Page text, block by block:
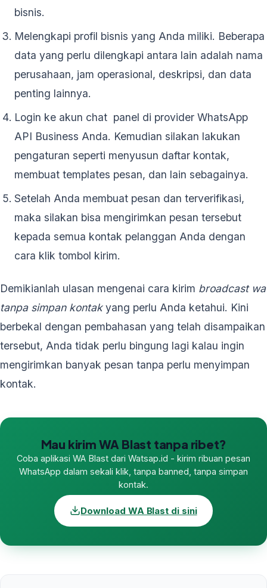
bisnis.
Melengkapi profil bisnis yang Anda miliki. Beberapa
data yang perlu dilengkapi antara lain adalah nama
perusahaan, jam operasional, deskripsi, dan data
penting lainnya.
Login ke akun chat panel di provider WhatsApp
API Business Anda. Kemudian silakan lakukan
pengaturan seperti menyusun daftar kontak,
membuat templates pesan, dan lain sebagainya.
Setelah Anda membuat pesan dan terverifikasi,
maka silakan bisa mengirimkan pesan tersebut
kepada semua kontak pelanggan Anda dengan
cara klik tombol kirim.
Demikianlah ulasan mengenai cara kirim broadcast wa
tanpa simpan kontakyang perlu Anda ketahui. Kini
berbekal dengan pembahasan yang telah disampaikan
tersebut, Anda tidak perlu bingung lagi kalau ingin
mengirimkan banyak pesan tanpa perlu menyimpan
kontak.
Mau kirim WA Blast tanpa ribet?
Coba aplikasi WA Blast dari Watsap.id - kirim ribuan pesan
WhatsApp dalam sekali klik, tanpa banned, tanpa simpan
kontak.
Download WA Blast di sini